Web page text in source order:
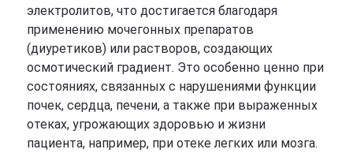
электролитов, что достигается благодаря
применению мочегонных препаратов
(диуретиков) или растворов, создающих
осмотический градиент. Это особенно ценно при
состояниях, связанных с нарушениями функции
почек, сердца, печени, а также при выраженных
отеках, угрожающих здоровью и жизни
пациента, например, при отеке легких или мозга.